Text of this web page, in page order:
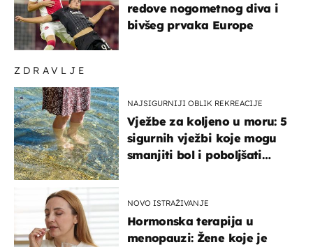
ZDRAVLJE
NAJSIGURNIJI OBLIK REKREACIJE
Vježbe za koljeno u moru: 5
sigurnih vježbi koje mogu
smanjiti bol i poboljšati
NOVO ISTRAŽIVANJE
Hormonska terapija u
menopauzi: Žene koje je
redove nogometnog diva i
bivšeg prvaka Europe